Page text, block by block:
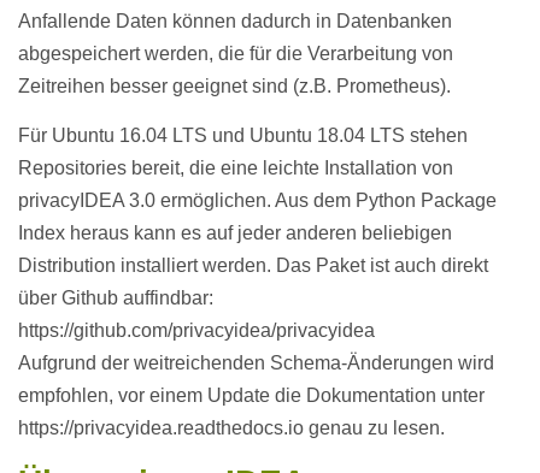
Anfallende Daten können dadurch in Datenbanken
abgespeichert werden, die für die Verarbeitung von
Zeitreihen besser geeignet sind (z.B. Prometheus).
Für Ubuntu 16.04 LTS und Ubuntu 18.04 LTS stehen
Repositories bereit, die eine leichte Installation von
privacyIDEA 3.0 ermöglichen. Aus dem Python Package
Index heraus kann es auf jeder anderen beliebigen
Distribution installiert werden. Das Paket ist auch direkt
über Github auffindbar:
https://github.com/privacyidea/privacyidea
Aufgrund der weitreichenden Schema-Änderungen wird
empfohlen, vor einem Update die Dokumentation unter
https://privacyidea.readthedocs.io genau zu lesen.